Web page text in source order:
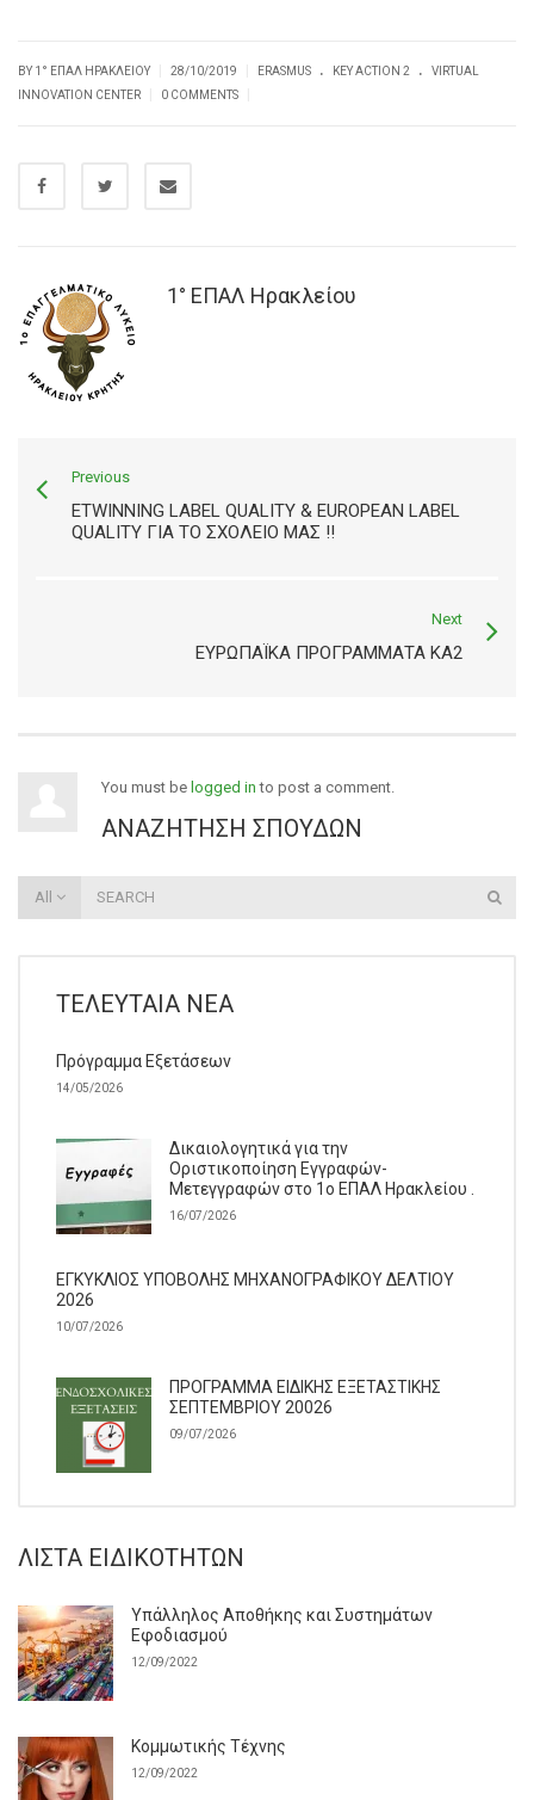
BY1° ΕΠΑΛ ΗΡΑΚΛΕΊΟΥ 28/10/2019 ERASMUS . KEY ACTION 2 .
VIRTUAL
INNOVATION CENTER
0 COMMENTS
1° ΕΠΑΛ Ηρακλείου
Previous
ETWINNING LABEL QUALITY & EUROPEAN LABEL
QUALITY ΓΙΑ ΤΟ ΣΧΟΛΕΊΟ ΜΑΣ !!
Next
ΕΥΡΩΠΑΪΚΆ ΠΡΟΓΡΆΜΜΑΤΑ ΚΑ2
You must be logged in to post a comment.
ΑΝΑΖΉΤΗΣΗ ΣΠΟΥΔΏΝ
All
ΤΕΛΕΥΤΑΊΑ ΝΈΑ
Πρόγραμμα Εξετάσεων
14/05/2026
Δικαιολογητικά για την
Οριστικοποίηση Εγγραφών-
Μετεγγραφών στο 1ο ΕΠΑΛ Ηρακλείου .
16/07/2026
ΕΓΚΥΚΛΙΟΣ ΥΠΟΒΟΛΗΣ ΜΗΧΑΝΟΓΡΑΦΙΚΟΥ ΔΕΛΤΙΟΥ
2026
10/07/2026
ΠΡΟΓΡΑΜΜΑ ΕΙΔΙΚΗΣ ΕΞΕΤΑΣΤΙΚΗΣ
ΣΕΠΤΕΜΒΡΙΟΥ 20026
09/07/2026
ΛΊΣΤΑ ΕΙΔΙΚΟΤΉΤΩΝ
Υπάλληλος Αποθήκης και Συστημάτων
Εφοδιασμού
12/09/2022
Κομμωτικής Τέχνης
12/09/2022